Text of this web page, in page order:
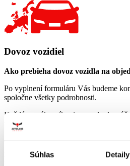
Súhlas Detaily
Dovoz vozidiel
Ako prebieha dovoz vozidla na
Po vyplnení formuláru Vás budeme
spoločne všetky podrobnosti.
Každému zákazníkovi vopred
vozidlo má záujem (môže sa ísť len o
Či už pri osobnej, telefonickej alebo
môžeme poradiť s výberom vozidla
každom smere.